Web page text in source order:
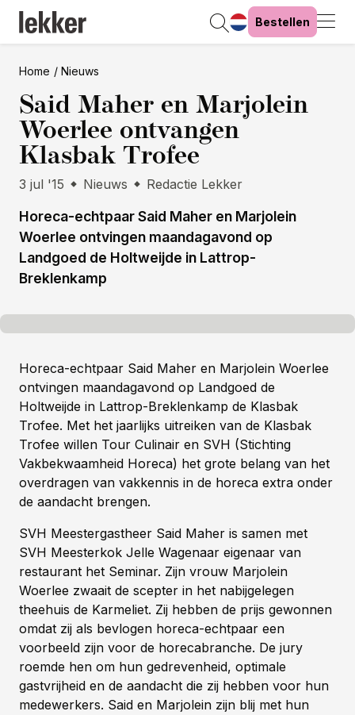
Bestellen
Home Nieuws
Said Maher en Marjolein
Woerlee ontvangen
Klasbak Trofee
3 jul '15 Nieuws Redactie Lekker
Horeca-echtpaar Said Maher en Marjolein
Woerlee ontvingen maandagavond op
Landgoed de Holtweijde in Lattrop-
Breklenkamp
Horeca-echtpaar Said Maher en Marjolein Woerlee
ontvingen maandagavond op Landgoed de
Holtweijde in Lattrop-Breklenkamp de Klasbak
Trofee. Met het jaarlijks uitreiken van de Klasbak
Trofee willen Tour Culinair en SVH (Stichting
Vakbekwaamheid Horeca) het grote belang van het
overdragen van vakkennis in de horeca extra onder
de aandacht brengen.
SVH Meestergastheer Said Maher is samen met
SVH Meesterkok Jelle Wagenaar eigenaar van
restaurant het Seminar. Zijn vrouw Marjolein
Woerlee zwaait de scepter in het nabijgelegen
theehuis de Karmeliet. Zij hebben de prijs gewonnen
omdat zij als bevlogen horeca-echtpaar een
voorbeeld zijn voor de horecabranche. De jury
roemde hen om hun gedrevenheid, optimale
gastvrijheid en de aandacht die zij hebben voor hun
medewerkers. Said en Marjolein zijn blij met hun